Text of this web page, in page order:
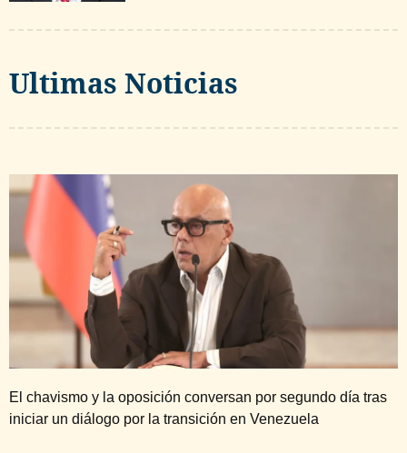
Ultimas Noticias
El chavismo y la oposición conversan por segundo día tras
iniciar un diálogo por la transición en Venezuela